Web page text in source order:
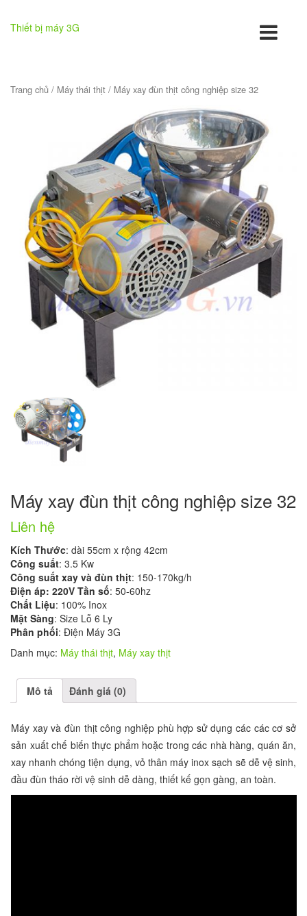
Thiết bị máy 3G
Trang chủ / Máy thái thịt / Máy xay đùn thịt công nghiệp size 32
Máy xay đùn thịt công nghiệp size 32
Liên hệ
Kích Thước: dài 55cm x rộng 42cm
Công suất: 3.5 Kw
Công suất xay và đùn thịt: 150-170kg/h
Điện áp: 220V Tần số: 50-60hz
Chất Liệu: 100% Inox
Mặt Sàng: Size Lỗ 6 Ly
Phân phối: Điện Máy 3G
Danh mục: Máy thái thịt, Máy xay thịt
Mô tả Đánh giá (0)
Máy xay và đùn thịt công nghiệp phù hợp sử dụng các các cơ sở
sản xuất chế biến thực phẩm hoặc trong các nhà hàng, quán ăn,
xay nhanh chóng tiện dụng, vỏ thân máy inox sạch sẽ dễ vệ sinh,
đầu đùn tháo rời vệ sinh dễ dàng, thiết kế gọn gàng, an toàn.